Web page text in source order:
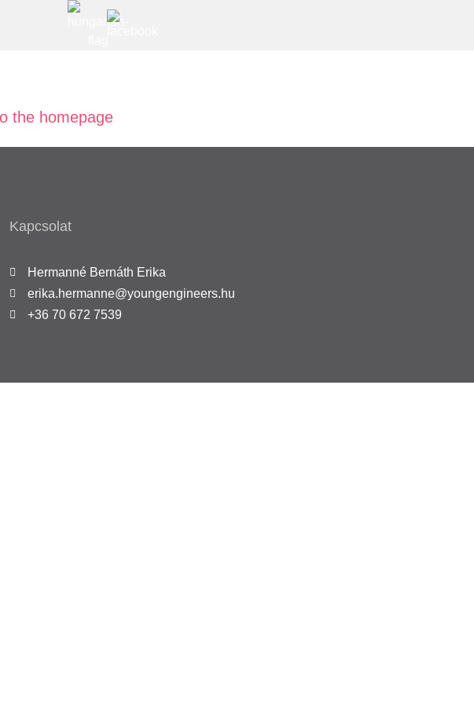
the homepage
Kapcsolat
Hermanné Bernáth Erika
erika.hermanne@youngengineers.hu
+36 70 672 7539